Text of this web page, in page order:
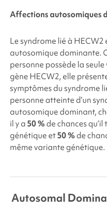
Affections autosomiques
Lesyndrome lié à HECW2
autosomique dominante.
personne possède la
gène HECW2, elle
symptômes du syndrome
personne atteinte d’un
autosomique dominant,
il y a 50 %de chances
génétique et50 %de
même variante génétique.
Autosomal